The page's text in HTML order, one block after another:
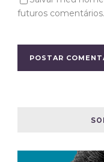
futuros comentários.